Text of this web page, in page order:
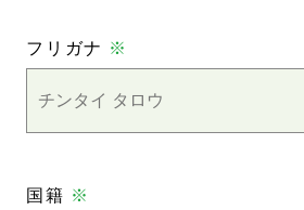
フリガナ ※
国籍 ※